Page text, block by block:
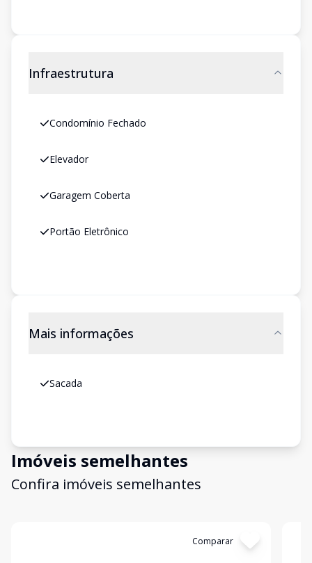
Infraestrutura
Condomínio Fechado
Elevador
Garagem Coberta
Portão Eletrônico
Mais informações
Sacada
Imóveis semelhantes
Confira imóveis semelhantes
Comparar